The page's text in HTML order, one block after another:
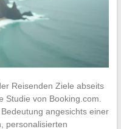
Reisenden Ziele abseits
Studie von Booking.com.
angesichts einer
personalisierten